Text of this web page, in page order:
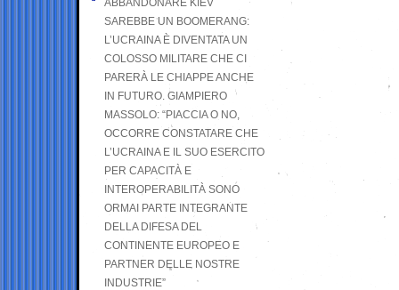
ABBANDONARE KIEV
SAREBBE UN BOOMERANG:
L’UCRAINA È DIVENTATA UN
COLOSSO MILITARE CHE CI
PARERÀ LE CHIAPPE ANCHE
IN FUTURO. GIAMPIERO
MASSOLO: “PIACCIA O NO,
OCCORRE CONSTATARE CHE
L’UCRAINA E IL SUO ESERCITO
PER CAPACITÀ E
INTEROPERABILITÀ SONO
ORMAI PARTE INTEGRANTE
DELLA DIFESA DEL
CONTINENTE EUROPEO E
PARTNER DELLE NOSTRE
INDUSTRIE”